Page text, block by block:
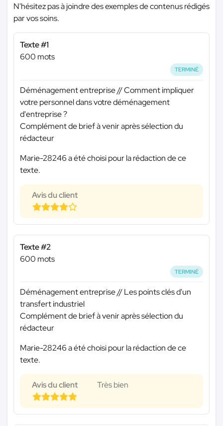
N'hésitez pas à joindre des exemples de contenus rédigés
par vos soins.
Texte #1
600 mots
TERMINÉ
Déménagement entreprise // Comment impliquer
votre personnel dans votre déménagement
d'entreprise ?
Complément de brief à venir après sélection du
rédacteur
Marie-28246 a été choisi pour la rédaction de ce
texte.
Avis du client
Texte #2
600 mots
TERMINÉ
Déménagement entreprise // Les points clés d'un
transfert industriel
Complément de brief à venir après sélection du
rédacteur
Marie-28246 a été choisi pour la rédaction de ce
texte.
Avis du client Très bien